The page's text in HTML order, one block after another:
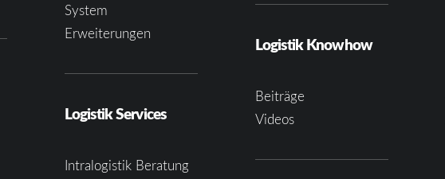
System
Erweiterungen
Logistik Services
Intralogistik Beratung
Logistik Knowhow
Beiträge
Videos